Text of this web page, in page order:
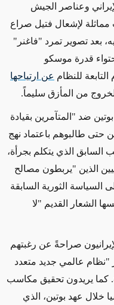
وعناصر الجيش
مماثلة لإشعال فتيل صراع
بعد تصوير تمرد "فاغنر"
قدرة موسكو
للنظام عن ارتياحها
من المأزق سليماً.
ضد "المتآمرين بقيادة
حتى طالبوهم باعتماد نهج
السابق الذي يتكلم بجرأة،
الذين "يربطون مصالح
السياسة الثورية السابقة
الشعار القديم "لا
صراحةً عن رغبتهم
"نظام عالمي جديد متعدد
كما يريدون تحقيق مكاسب
خلال عهد بوتين، الذي